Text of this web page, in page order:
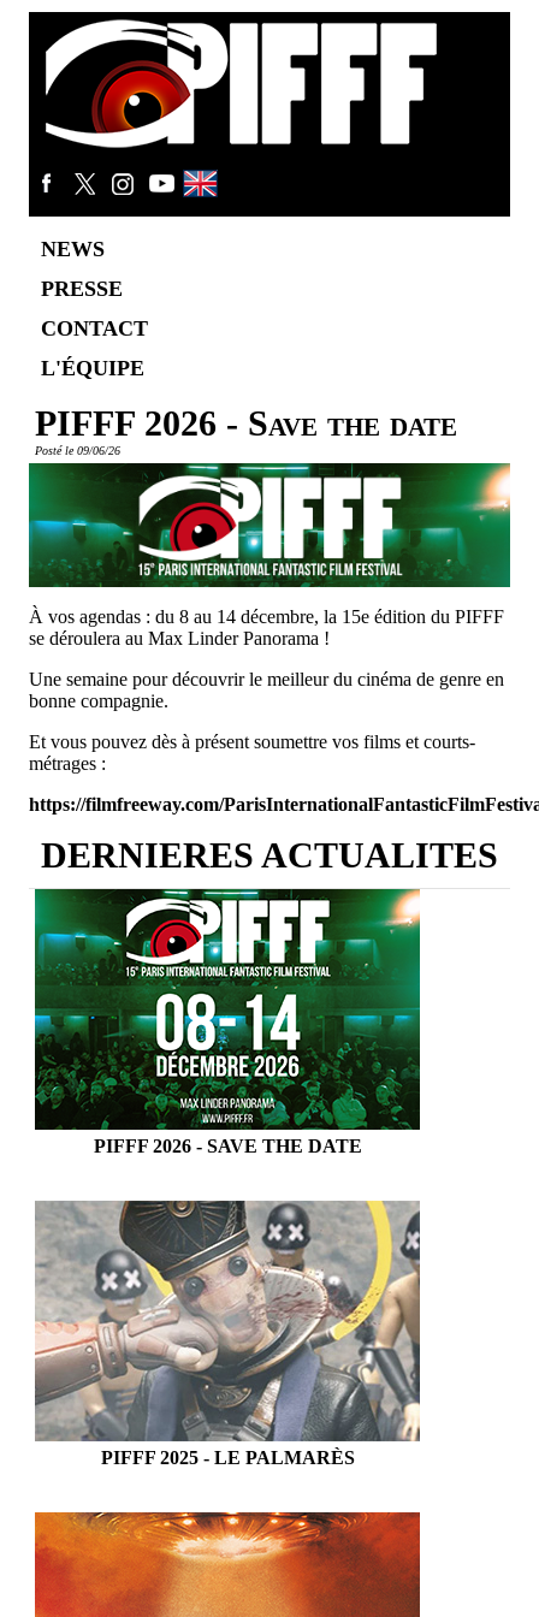
NEWS
PRESSE
CONTACT
L'ÉQUIPE
PIFFF 2026 - Save the date
Posté le 09/06/26
À vos agendas : du 8 au 14 décembre, la 15e édition du PIFFF
se déroulera au Max Linder Panorama !
Une semaine pour découvrir le meilleur du cinéma de genre en
bonne compagnie.
Et vous pouvez dès à présent soumettre vos films et courts-
métrages :
https://filmfreeway.com/
DERNIERES ACTUALITES
PIFFF 2026 - SAVE THE DATE
PIFFF 2025 - LE PALMARÈS